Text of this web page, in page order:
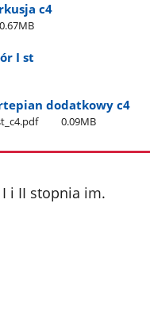
c4
0.67MB
I st
dodatkowy c4
0.09MB
I i II stopnia im.